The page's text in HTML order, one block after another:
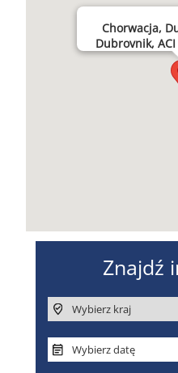
Chorwacja,
Dubrovnik,